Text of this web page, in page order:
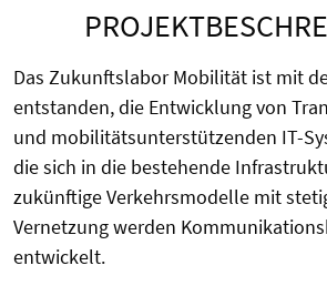
Das Zukunftslabor Mobilität ist mit
entstanden, die Entwicklung von
und mobilitätsunterstützenden IT-
die sich in die bestehende
zukünftige Verkehrsmodelle mit
Vernetzung werden
entwickelt.